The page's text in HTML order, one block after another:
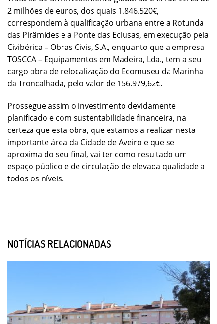
2 milhões de euros, dos quais 1.846.520€,
correspondem à qualificação urbana entre a Rotunda
das Pirâmides e a Ponte das Eclusas, em execução pela
Civibérica – Obras Civis, S.A., enquanto que a empresa
TOSCCA – Equipamentos em Madeira, Lda., tem a seu
cargo obra de relocalização do Ecomuseu da Marinha
da Troncalhada, pelo valor de 156.979,62€.
Prossegue assim o investimento devidamente
planificado e com sustentabilidade financeira, na
certeza que esta obra, que estamos a realizar nesta
importante área da Cidade de Aveiro e que se
aproxima do seu final, vai ter como resultado um
espaço público e de circulação de elevada qualidade a
todos os níveis.
NOTÍCIAS RELACIONADAS